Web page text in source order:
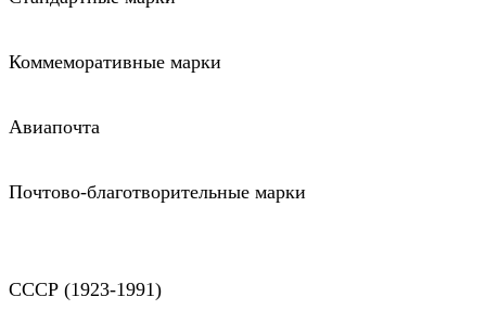
Коммеморативные марки
Авиапочта
Почтово-благотворительные марки
СССР (1923-1991)